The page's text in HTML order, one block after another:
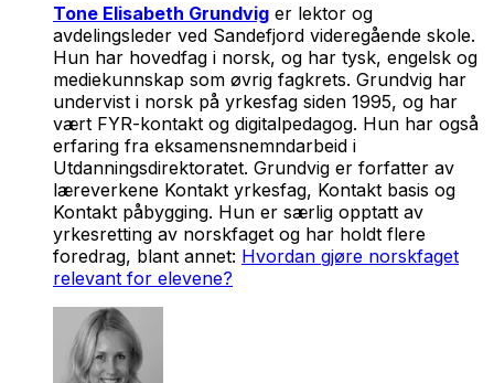
Tone Elisabeth Grundvig er lektor og
avdelingsleder ved Sandefjord videregående skole.
Hun har hovedfag i norsk, og har tysk, engelsk og
mediekunnskap som øvrig fagkrets. Grundvig har
undervist i norsk på yrkesfag siden 1995, og har
vært FYR-kontakt og digitalpedagog. Hun har også
erfaring fra eksamensnemndarbeid i
Utdanningsdirektoratet. Grundvig er forfatter av
læreverkene Kontakt yrkesfag, Kontakt basis og
Kontakt påbygging. Hun er særlig opptatt av
yrkesretting av norskfaget og har holdt flere
foredrag, blant annet: Hvordan gjøre norskfaget
relevant for elevene?